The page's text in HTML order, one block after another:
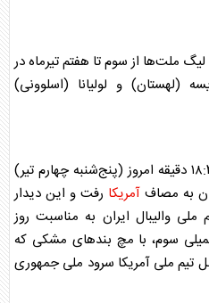
ملت‌ها از سوم تا هفتم تیرماه در
(لهستان) و لولیانا (اسلوونی)
ایران از ساعت ۱۸:۳۰ دقیقه امروز (پنج‌شنبه چهارم تیر)
به مصاف آمریکا رفت و این دیدار
ملیوالیبال ایران به مناسبت روز
سوم، با مچ بند‌های مشکی که
تیم ملیآمریکا سرود ملی جمهوری